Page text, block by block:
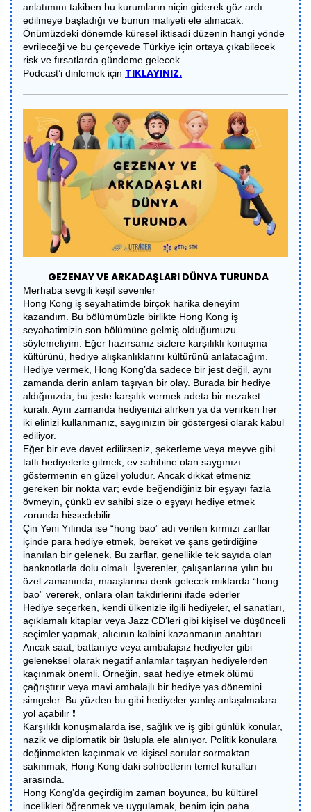
anlatımını takiben bu kurumların niçin giderek göz ardı
edilmeye başladığı ve bunun maliyeti ele alınacak.
Önümüzdeki dönemde küresel iktisadi düzenin hangi yönde
evrileceği ve bu çerçevede Türkiye için ortaya çıkabilecek
risk ve fırsatlarda gündeme gelecek.
Podcast’i dinlemek için TIKLAYINIZ.
GEZENAY VE ARKADAŞLARI DÜNYA TURUNDA
Merhaba sevgili keşif sevenler
Hong Kong iş seyahatimde birçok harika deneyim
kazandım. Bu bölümümüzle birlikte Hong Kong iş
seyahatimizin son bölümüne gelmiş olduğumuzu
söylemeliyim. Eğer hazırsanız sizlere karşılıklı konuşma
kültürünü, hediye alışkanlıklarını kültürünü anlatacağım.
Hediye vermek, Hong Kong’da sadece bir jest değil, aynı
zamanda derin anlam taşıyan bir olay. Burada bir hediye
aldığınızda, bu jeste karşılık vermek adeta bir nezaket
kuralı. Aynı zamanda hediyenizi alırken ya da verirken her
iki elinizi kullanmanız, saygınızın bir göstergesi olarak kabul
ediliyor.
Eğer bir eve davet edilirseniz, şekerleme veya meyve gibi
tatlı hediyelerle gitmek, ev sahibine olan saygınızı
göstermenin en güzel yoludur. Ancak dikkat etmeniz
gereken bir nokta var; evde beğendiğiniz bir eşyayı fazla
övmeyin, çünkü ev sahibi size o eşyayı hediye etmek
zorunda hissedebilir.
Çin Yeni Yılında ise “hong bao” adı verilen kırmızı zarflar
içinde para hediye etmek, bereket ve şans getirdiğine
inanılan bir gelenek. Bu zarflar, genellikle tek sayıda olan
banknotlarla dolu olmalı. İşverenler, çalışanlarına yılın bu
özel zamanında, maaşlarına denk gelecek miktarda “hong
bao” vererek, onlara olan takdirlerini ifade ederler
Hediye seçerken, kendi ülkenizle ilgili hediyeler, el sanatları,
açıklamalı kitaplar veya Jazz CD’leri gibi kişisel ve düşünceli
seçimler yapmak, alıcının kalbini kazanmanın anahtarı.
Ancak saat, battaniye veya ambalajsız hediyeler gibi
geleneksel olarak negatif anlamlar taşıyan hediyelerden
kaçınmak önemli. Örneğin, saat hediye etmek ölümü
çağrıştırır veya mavi ambalajlı bir hediye yas dönemini
simgeler. Bu yüzden bu gibi hediyeler yanlış anlaşılmalara
yol açabilir ❗
Karşılıklı konuşmalarda ise, sağlık ve iş gibi günlük konular,
nazik ve diplomatik bir üslupla ele alınıyor. Politik konulara
değinmekten kaçınmak ve kişisel sorular sormaktan
sakınmak, Hong Kong’daki sohbetlerin temel kuralları
arasında.
Hong Kong’da geçirdiğim zaman boyunca, bu kültürel
incelikleri öğrenmek ve uygulamak, benim için paha